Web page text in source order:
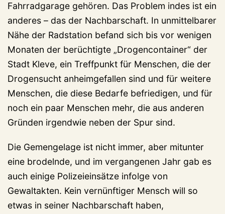
Fahrradgarage gehören. Das Problem indes ist ein
anderes – das der Nachbarschaft. In unmittelbarer
Nähe der Radstation befand sich bis vor wenigen
Monaten der berüchtigte „Drogencontainer“ der
Stadt Kleve, ein Treffpunkt für Menschen, die der
Drogensucht anheimgefallen sind und für weitere
Menschen, die diese Bedarfe befriedigen, und für
noch ein paar Menschen mehr, die aus anderen
Gründen irgendwie neben der Spur sind.
Die Gemengelage ist nicht immer, aber mitunter
eine brodelnde, und im vergangenen Jahr gab es
auch einige Polizeieinsätze infolge von
Gewaltakten. Kein vernünftiger Mensch will so
etwas in seiner Nachbarschaft haben,